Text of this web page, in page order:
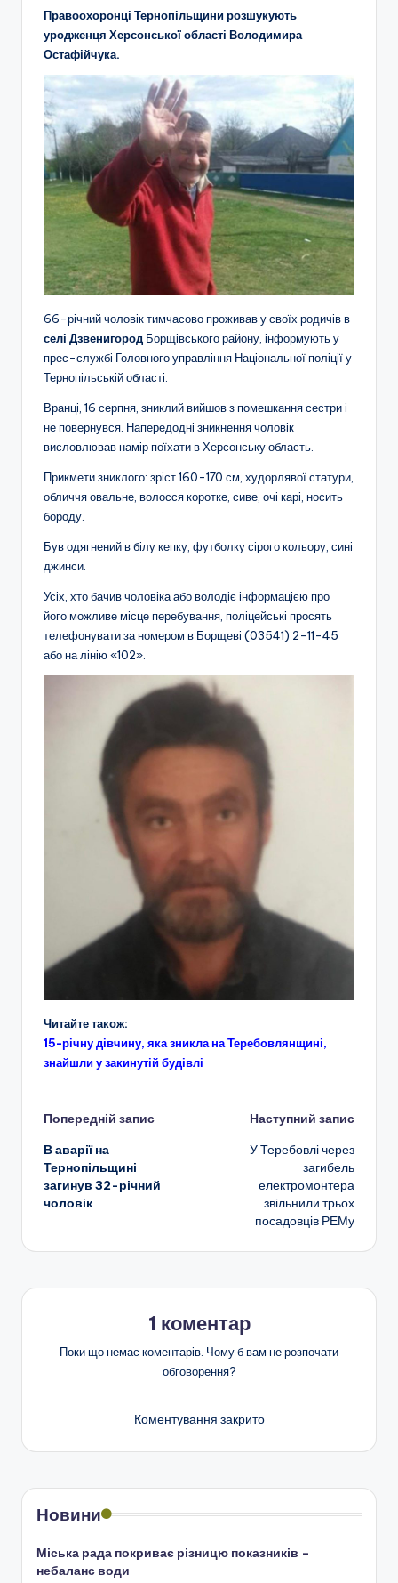
Правоохоронці Тернопільщини розшукують
уродженця Херсонської області Володимира
Остафійчука.
66-річний чоловік тимчасово проживав у своїх родичів в
селі Дзвенигород Борщівського району, інформують у
прес-службі Головного управління Національної поліції у
Тернопільській області.
Вранці, 16 серпня, зниклий вийшов з помешкання сестри і
не повернувся. Напередодні зникнення чоловік
висловлював намір поїхати в Херсонську область.
Прикмети зниклого: зріст 160-170 см, худорлявої статури,
обличчя овальне, волосся коротке, сиве, очі карі, носить
бороду.
Був одягнений в білу кепку, футболку сірого кольору, сині
джинси.
Усіх, хто бачив чоловіка або володіє інформацією про
його можливе місце перебування, поліцейські просять
телефонувати за номером в Борщеві (03541) 2-11-45
або на лінію «102».
Читайте також:
15-річну дівчину, яка зникла на Теребовлянщині,
знайшли у закинутій будівлі
Навігація
по
запису
Попередній запис
В аварії на
Тернопільщині
загинув 32-річний
чоловік
Наступний запис
У Теребовлі через
загибель
електромонтера
звільнили трьох
посадовців РЕМу
1 коментар
Поки що немає коментарів. Чому б вам не розпочати
обговорення?
Коментування закрито
Новини
Міська рада покриває різницю показників –
небаланс води